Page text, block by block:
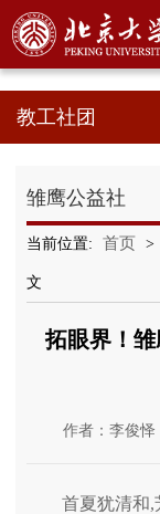
教工社团
雏鹰公益社
当前位置: 首页 >
文
拓眼界！
作者：李俊怿
首夏犹清和,